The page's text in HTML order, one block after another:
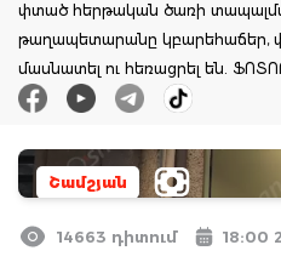
փտած հերթական ծառի
թաղապետարանը կբարեհաճեր,
մասնատել ու հեռացրել են.
Շամշյան
14663 դիտում 18:00